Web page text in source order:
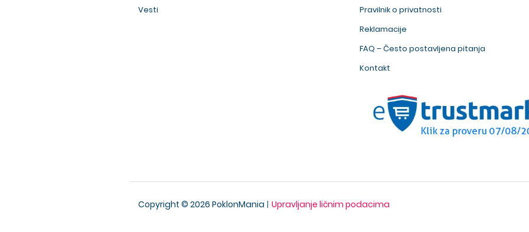
Vesti
Pravilnik o privatnosti
Reklamacije
FAQ – Često postavljena pitanja
Kontakt
Copyright © 2026 PoklonMania Upravljanje ličnim podacima